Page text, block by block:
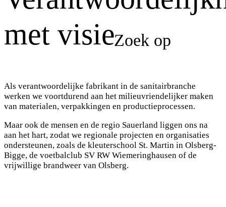
met visie
werken we voortdurend aan het milieuvriendelijker maken
van materialen, verpakkingen en productieprocessen.
aan het hart, zodat we regionale projecten en organisaties
ondersteunen, zoals de kleuterschool St. Martin in Olsberg-
Bigge, de voetbalclub SV RW Wiemeringhausen of de
vrijwillige brandweer van Olsberg.